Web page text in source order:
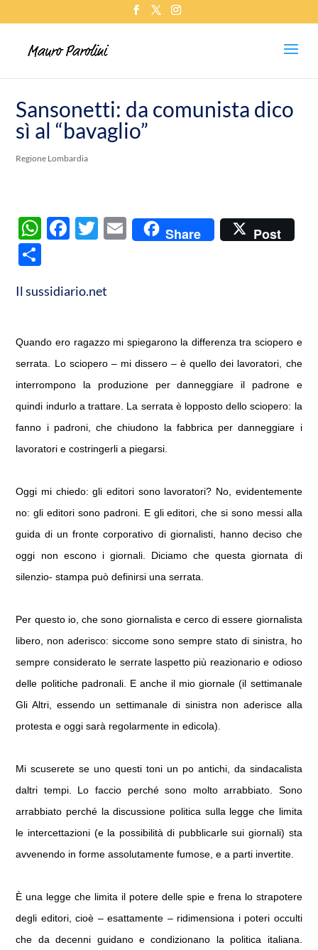
Sansonetti: da comunista dico
sì al “bavaglio”
Regione Lombardia
W
s
p
p
F
b
o
k
T
er
E
Share Post
n
vi
di
Il sussidiario.net
Quando ero ragazzo mi spiegarono la differenza tra sciopero e
serrata. Lo sciopero – mi dissero – è quello dei lavoratori, che
interrompono la produzione per danneggiare il padrone e
quindi indurlo a trattare. La serrata è lopposto dello sciopero: la
fanno i padroni, che chiudono la fabbrica per danneggiare i
lavoratori e costringerli a piegarsi.
Oggi mi chiedo: gli editori sono lavoratori? No, evidentemente
no: gli editori sono padroni. E gli editori, che si sono messi alla
guida di un fronte corporativo di giornalisti, hanno deciso che
oggi non escono i giornali. Diciamo che questa giornata di
silenzio- stampa può definirsi una serrata.
Per questo io, che sono giornalista e cerco di essere giornalista
libero, non aderisco: siccome sono sempre stato di sinistra, ho
sempre considerato le serrate laspetto più reazionario e odioso
delle politiche padronali. E anche il mio giornale (il settimanale
Gli Altri, essendo un settimanale di sinistra non aderisce alla
protesta e oggi sarà regolarmente in edicola).
Mi scuserete se uno questi toni un po antichi, da sindacalista
daltri tempi. Lo faccio perché sono molto arrabbiato. Sono
arrabbiato perché la discussione politica sulla legge che limita
le intercettazioni (e la possibilità di pubblicarle sui giornali) sta
avvenendo in forme assolutamente fumose, e a parti invertite.
È una legge che limita il potere delle spie e frena lo strapotere
degli editori, cioè – esattamente – ridimensiona i poteri occulti
che da decenni guidano e condizionano la politica italiana.